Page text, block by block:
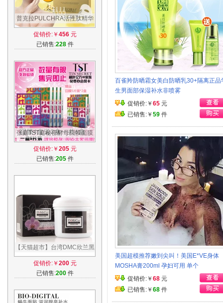
普克拉PULCHRA活性肽精华
液面膜多效组合 修复敏感肌肤
美白补水
促销价:￥ 456元
已销售:228件
张庭TST庭秘密酵母囧膜面膜
补水修复补水保湿除皱买4盒
送2盒特价
促销价:￥ 205元
已销售:205件
【天猫超市】台湾DMC欣兰黑
里透白冻膜面膜225g清洁毛孔
去黑头
促销价:￥ 200元
已销售:200件
百雀羚防晒霜女美白防晒乳30+隔离正品
生男面部保湿补水非喷雾
促销价:￥ 65 元
已销售:￥ 59 件
美国超模推荐嫩到尖叫！美国E*VE身体
MOSHA膏200ml 孕妇可用 单个
促销价:￥ 68 元
已销售:￥ 68 件